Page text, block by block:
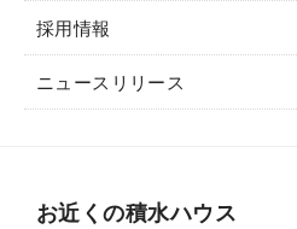
採用情報
ニュースリリース
お近くの積水ハウス